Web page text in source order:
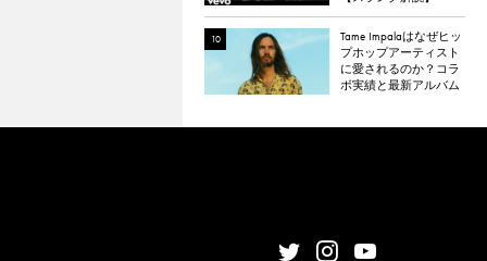
Tame Impalaはなぜヒッ
プホップアーティスト
に愛されるのか？コラ
ボ実績と最新アルバム